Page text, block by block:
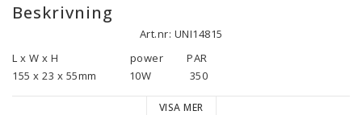
Beskrivning
Art.nr: UNI14815
L x W x H	                     power	 	PAR
155 x 23 x 55mm	       10W	    	 350
295 x 23 x 55mm	       20W	    	 400
VISA MER